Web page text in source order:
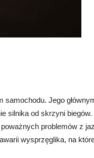
samochodu. Jego
silnika od skrzyni biegów.
problemów z
wysprzęglika, na